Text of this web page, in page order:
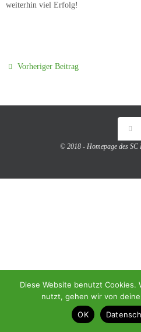
weiterhin viel Erfolg!
Vorheriger Beitrag
© 2018 - Homepage des SC
Diese Website benutzt Cookies.
nutzt, gehen wir von
OK